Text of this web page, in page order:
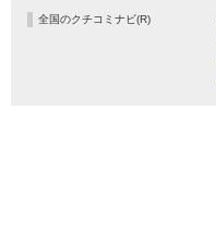
全国のクチコミナビ(R)